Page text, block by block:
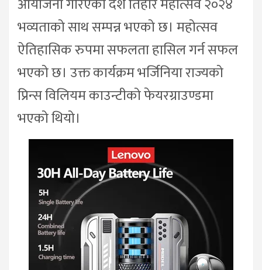
आयोजना गरिएको दशैं तिहार महोत्सव २०२४
भव्यताको साथ सम्पन्न भएको छ। महोत्सव
ऐतिहासिक रुपमा सफलता हासिल गर्न सफल
भएको छ। उक्त कार्यक्रम भर्जिनिया राज्यको
प्रिन्स विलियम काउन्टीको फेयरग्राउण्डमा
भएको थियो।